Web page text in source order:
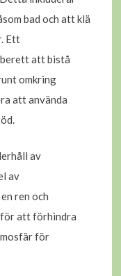
bad och att klä
Ett
att bistå
omkring
att använda
av
av
ren och
att förhindra
för